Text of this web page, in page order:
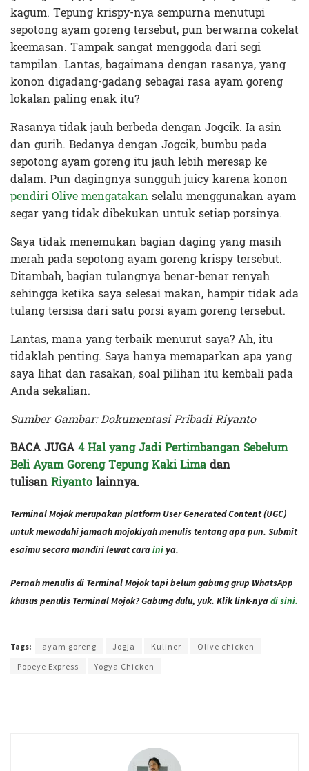
kagum. Tepung krispy-nya sempurna menutupi
sepotong ayam goreng tersebut, pun berwarna cokelat
keemasan. Tampak sangat menggoda dari segi
tampilan. Lantas, bagaimana dengan rasanya, yang
konon digadang-gadang sebagai rasa ayam goreng
lokalan paling enak itu?
Rasanya tidak jauh berbeda dengan Jogcik. Ia asin
dan gurih. Bedanya dengan Jogcik, bumbu pada
sepotong ayam goreng itu jauh lebih meresap ke
dalam. Pun dagingnya sungguh juicy karena konon
pendiri Olive mengatakan selalu menggunakan ayam
segar yang tidak dibekukan untuk setiap porsinya.
Saya tidak menemukan bagian daging yang masih
merah pada sepotong ayam goreng krispy tersebut.
Ditambah, bagian tulangnya benar-benar renyah
sehingga ketika saya selesai makan, hampir tidak ada
tulang tersisa dari satu porsi ayam goreng tersebut.
Lantas, mana yang terbaik menurut saya? Ah, itu
tidaklah penting. Saya hanya memaparkan apa yang
saya lihat dan rasakan, soal pilihan itu kembali pada
Anda sekalian.
Sumber Gambar: Dokumentasi Pribadi Riyanto
BACA JUGA4 Hal yang Jadi Pertimbangan Sebelum
Beli Ayam Goreng Tepung Kaki Limadan
tulisanRiyantolainnya.
Terminal Mojok merupakan platform User Generated Content (UGC)
untuk mewadahi jamaah mojokiyah menulis tentang apa pun. Submit
esaimu secara mandiri lewat caraini ya.
Pernah menulis di Terminal Mojok tapi belum gabung grup WhatsApp
khusus penulis Terminal Mojok? Gabung dulu, yuk. Klik link-nyadi sini.
Tags: ayam goreng Jogja Kuliner
Olive chicken
Popeye Express
Yogya Chicken